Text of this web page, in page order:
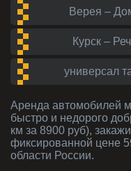
Верея –
Курск –
универсал
Аренда автомобилей
быстро и недорого
км за 8900 руб),
фиксированной цене
области России.